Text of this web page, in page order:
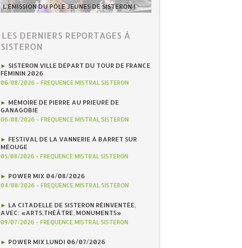
L'ÉMISSION DU PÔLE JEUNES DE SISTERON !
LES DERNIERS REPORTAGES À
SISTERON
SISTERON VILLE DÉPART DU TOUR DE FRANCE
FÉMININ 2026
06/08/2026 - FREQUENCE MISTRAL SISTERON
MÉMOIRE DE PIERRE AU PRIEURÉ DE
GANAGOBIE
06/08/2026 - FREQUENCE MISTRAL SISTERON
FESTIVAL DE LA VANNERIE À BARRET SUR
MÉOUGE
05/08/2026 - FREQUENCE MISTRAL SISTERON
POWER MIX 04/08/2026
04/08/2026 - FREQUENCE MISTRAL SISTERON
LA CITADELLE DE SISTERON RÉINVENTÉE,
AVEC: «ARTS,THÉÂTRE, MONUMENTS»
09/07/2026 - FREQUENCE MISTRAL SISTERON
POWER MIX LUNDI 06/07/2026